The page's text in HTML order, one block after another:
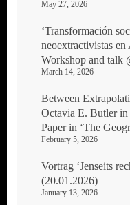
May 27, 2026
‘Transformación
neoextractivistas
Workshop and talk
March 14, 2026
Between
Octavia E. Butler in
Paper in ‘The
February 5, 2026
Vortrag ‘Jenseits
(20.01.2026)
January 13, 2026